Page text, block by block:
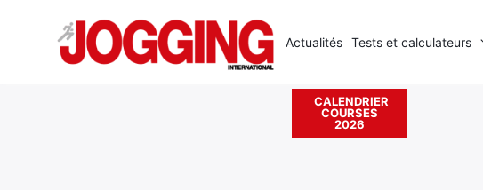
Actualités Tests et calculateurs
CALENDRIER
COURSES
2026
Rechercher